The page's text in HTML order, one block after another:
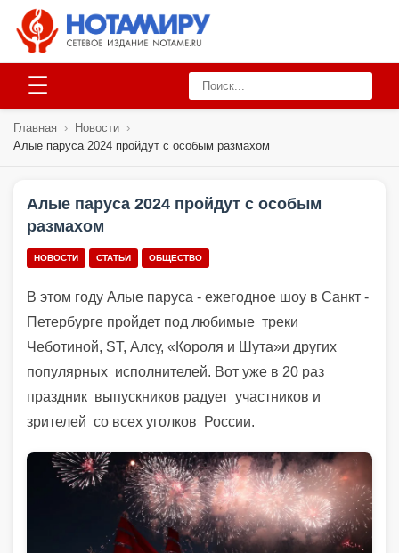
☰
Главная › Новости ›
Алые паруса 2024 пройдут с особым размахом
Алые паруса 2024 пройдут с особым
размахом
НОВОСТИ СТАТЬИ ОБЩЕСТВО
В этом году Алые паруса - ежегодное шоу в Санкт -
Петербурге пройдет под любимые треки
Чеботиной, ST, Алсу, «Короля и Шута»и других
популярных исполнителей. Вот уже в 20 раз
праздник выпускников радует участников и
зрителей со всех уголков России.